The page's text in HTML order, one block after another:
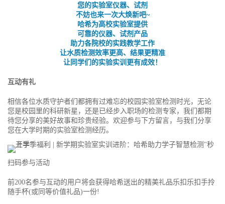
您的实验室仪器、试剂
不妨也来一次大焕新吧~
哈希为高校实验室提供
可靠的仪器、试剂产品
助力各院校的实践教学工作
让水质检测效率更高、结果更精准
让同学们的实验实训更有成效！
互动有礼
相信各位水质守护者们都拥有过难忘的校园实验室检测时光，无论
您是校园里的科研新星，还是已经步入职场的检测专家，我们都期
待您分享的美好故事和珍贵经验。欢迎参与下方留言，与我们分享
您在大学时期的实验室检测经历。
扫码参与活动
前200名参与互动的用户将会获得哈希送出的精美礼品乐扣乐扣手拎
随手杯(或同等价值礼品)一份!